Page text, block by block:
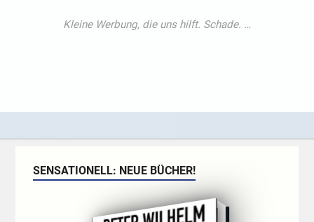
SENSATIONELL: NEUE BÜCHER!